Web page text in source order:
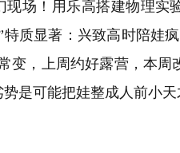
现场！用乐高搭建物理实
特质显著：兴致高时陪娃
变，上周约好露营，本
是可能把娃整成人前小